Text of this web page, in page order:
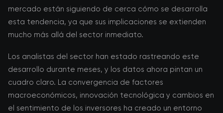
mercado están siguiendo de cerca cómo se desarrolla
esta tendencia, ya que sus implicaciones se extienden
mucho más allá del sector inmediato.
Los analistas del sector han estado rastreando este
desarrollo durante meses, y los datos ahora pintan un
cuadro claro. La convergencia de factores
macroeconómicos, innovación tecnológica y cambios en
el sentimiento de los inversores ha creado un entorno